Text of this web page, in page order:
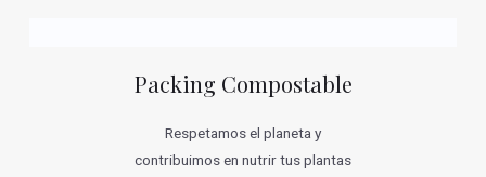
Packing Compostable
Respetamos el planeta y
contribuimos en nutrir tus plantas